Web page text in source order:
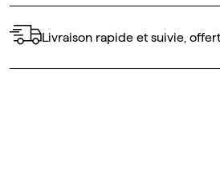
Livraison rapide et suivie,